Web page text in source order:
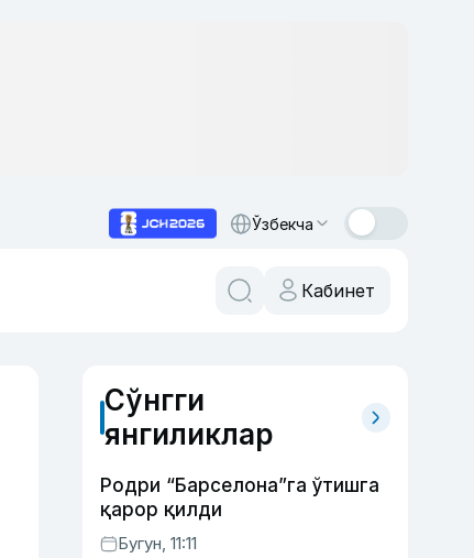
Ўзбекча
Кабинет
Сўнгги
янгиликлар
Родри “Барселона”га ўтишга
қарор қилди
Бугун, 11:11